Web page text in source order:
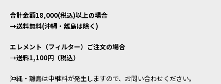
合計金額18,000(税込)以上の場合
→送料無料(沖縄・離島は除く)
エレメント（フィルター）ご注文の場合
→送料1,100円（税込）
沖縄・離島は中継料が発生しますので、お問い合わせください。